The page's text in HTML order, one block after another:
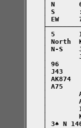
│ N
│ S
│ EW
│ 5
│ North
│ N-S
│
│ 96
│ J43
│ AK874
│ A75
│
│
│
│
│ 3♠ N